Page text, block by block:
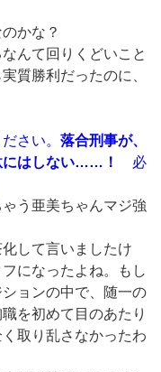
かな？
んて回りくどいこと
質勝利だったのに、
さい。 落合刑事が、
にはしない……！
必
う亜美ちゃんマジ強
して言いましたけ
になったよね。もし
ョンの中で、随一の
を初めて目のあたり
取り乱さなかったわ